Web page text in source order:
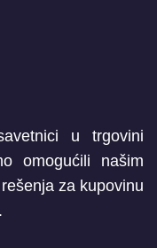
u trgovini
omogućili našim
za kupovinu